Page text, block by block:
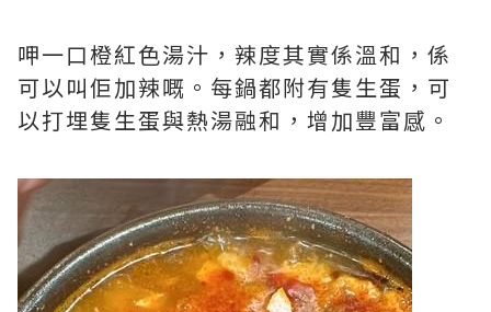
呷一口橙紅色湯汁，辣度其實係溫和，係
可以叫佢加辣嘅。每鍋都附有隻生蛋，可
以打埋隻生蛋與熱湯融和，增加豐富感。